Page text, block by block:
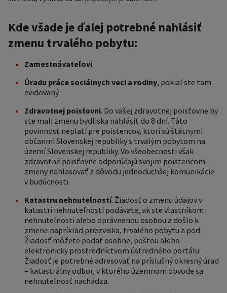
Kde všade je ďalej potrebné nahlásiť
zmenu trvalého pobytu:
Zamestnávateľovi.
Úradu práce sociálnych veci a rodiny, pokiaľ ste tam
evidovaný.
Zdravotnej poisťovni. Do vašej zdravotnej poisťovne by
ste mali zmenu bydliska nahlásiť do 8 dní. Táto
povinnosť neplatí pre poistencov, ktorí sú štátnymi
občanmi Slovenskej republiky s trvalým pobytom na
území Slovenskej republiky. Vo všeobecnosti však
zdravotné poisťovne odporúčajú svojim poistencom
zmeny nahlasovať z dôvodu jednoduchšej komunikácie
v budúcnosti.
Katastru nehnuteľností. Žiadosť o zmenu údajov v
katastri nehnuteľností podávate, ak ste vlastníkom
nehnuteľnosti alebo oprávnenou osobou a došlo k
zmene napríklad priezviska, trvalého pobytu a pod.
Žiadosť môžete podať osobne, poštou alebo
elektronicky prostredníctvom ústredného portálu.
Žiadosť je potrebné adresovať na príslušný okresný úrad
– katastrálny odbor, v ktorého územnom obvode sa
nehnuteľnosť nachádza.